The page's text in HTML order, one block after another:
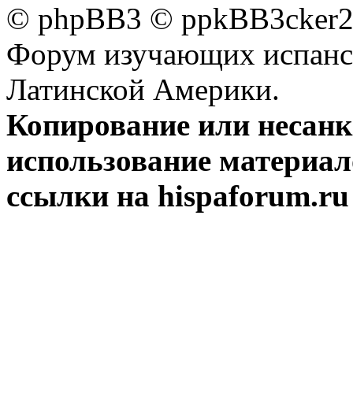
© phpBB3 ©
Форум изучающих
Латинской Америки.
Копирование или
использование
ссылки на hispaforum.ru